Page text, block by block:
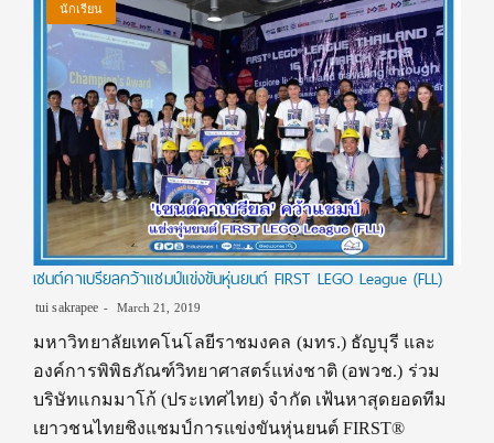
นักเรียน
เซนต์คาเบรียลคว้าแชมป์แข่งขันหุ่นยนต์ FIRST LEGO League (FLL)
tui sakrapee March 21, 2019
มหาวิทยาลัยเทคโนโลยีราชมงคล (มทร.) ธัญบุรี และ
องค์การพิพิธภัณฑ์วิทยาศาสตร์แห่งชาติ (อพวช.) ร่วม
บริษัทแกมมาโก้ (ประเทศไทย) จำกัด เฟ้นหาสุดยอดทีม
เยาวชนไทยชิงแชมป์การแข่งขันหุ่นยนต์ FIRST®